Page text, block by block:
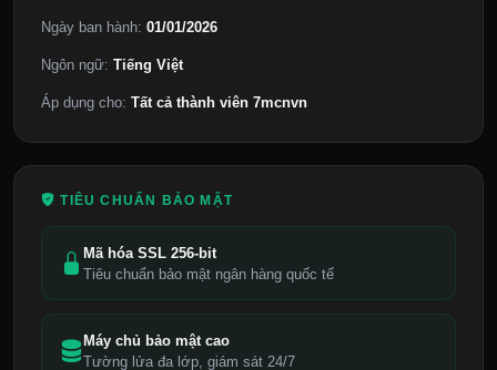
Ngày ban hành: 01/01/2026
Ngôn ngữ: Tiếng Việt
Áp dụng cho: Tất cả thành viên 7mcnvn
TIÊU CHUẨN BẢO MẬT
Mã hóa SSL 256-bit
Tiêu chuẩn bảo mật ngân hàng quốc tế
Máy chủ bảo mật cao
Tường lửa đa lớp, giám sát 24/7